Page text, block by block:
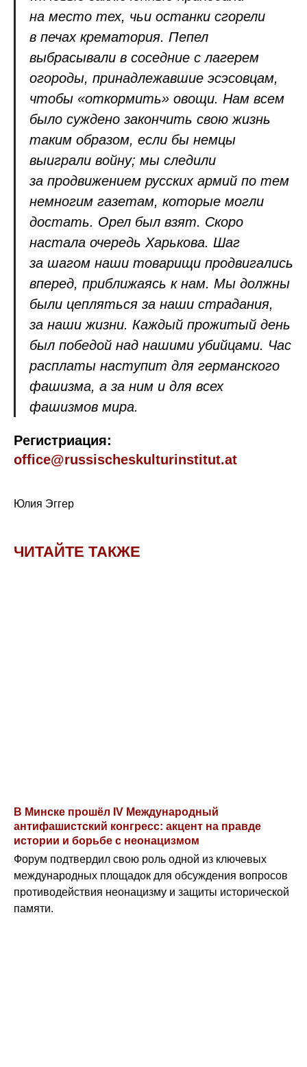
на место тех, чьи останки сгорели
в печах крематория. Пепел
выбрасывали в соседние с лагерем
огороды, принадлежавшие эсэсовцам,
чтобы «откормить» овощи. Нам всем
было суждено закончить свою жизнь
таким образом, если бы немцы
выиграли войну; мы следили
за продвижением русских армий по тем
немногим газетам, которые могли
достать. Орел был взят. Скоро
настала очередь Харькова. Шаг
за шагом наши товарищи продвигались
вперед, приближаясь к нам. Мы должны
были цепляться за наши страдания,
за наши жизни. Каждый прожитый день
был победой над нашими убийцами. Час
расплаты наступит для германского
фашизма, а за ним и для всех
фашизмов мира.
Регистриация:
office@russischeskulturinstitut.at
Юлия Эггер
ЧИТАЙТЕ ТАКЖЕ
В Минске прошёл IV Международный
антифашистский конгресс: акцент на правде
истории и борьбе с неонацизмом
Форум подтвердил свою роль одной из ключевых
международных площадок для обсуждения вопросов
противодействия неонацизму и защиты исторической
памяти.